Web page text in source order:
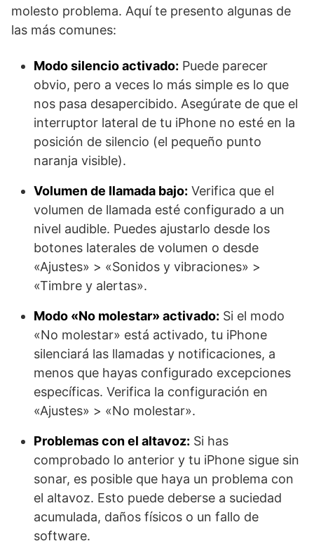
molesto problema. Aquí te presento algunas de
las más comunes:
Modo silencio activado: Puede parecer
obvio, pero a veces lo más simple es lo que
nos pasa desapercibido. Asegúrate de que el
interruptor lateral de tu iPhone no esté en la
posición de silencio (el pequeño punto
naranja visible).
Volumen de llamada bajo: Verifica que el
volumen de llamada esté configurado a un
nivel audible. Puedes ajustarlo desde los
botones laterales de volumen o desde
«Ajustes» > «Sonidos y vibraciones» >
«Timbre y alertas».
Modo «No molestar» activado: Si el modo
«No molestar» está activado, tu iPhone
silenciará las llamadas y notificaciones, a
menos que hayas configurado excepciones
específicas. Verifica la configuración en
«Ajustes» > «No molestar».
Problemas con el altavoz: Si has
comprobado lo anterior y tu iPhone sigue sin
sonar, es posible que haya un problema con
el altavoz. Esto puede deberse a suciedad
acumulada, daños físicos o un fallo de
software.